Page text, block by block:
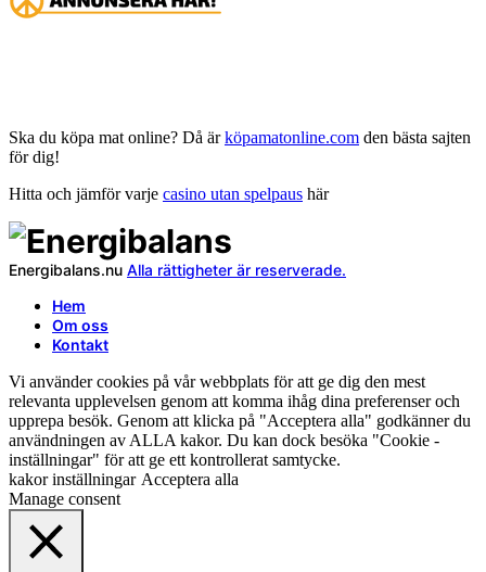
Ska du köpa mat online? Då ärköpamatonline.com den bästa sajten
för dig!
Hitta och jämför varje casino utan spelpaus här
Energibalans.nu Alla rättigheter är reserverade.
Hem
Om oss
Kontakt
Vi använder cookies på vår webbplats för att ge dig den mest
relevanta upplevelsen genom att komma ihåg dina preferenser och
upprepa besök. Genom att klicka på "Acceptera alla" godkänner du
användningen av ALLA kakor. Du kan dock besöka "Cookie -
inställningar" för att ge ett kontrollerat samtycke.
kakor inställningar Acceptera alla
Manage consent